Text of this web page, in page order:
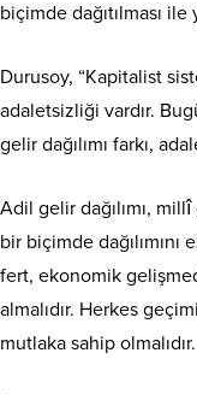
biçimde dağıtılması
Durusoy, “Kapitalist
adaletsizliği vardır.
gelir dağılımı farkı,
Adil gelir dağılımı,
bir biçimde
fert, ekonomik
almalıdır. Herkes
mutlaka sahip olmalıdır.